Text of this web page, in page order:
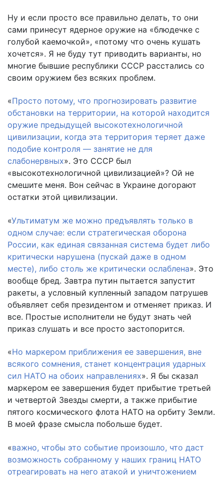
Ну и если просто все правильно делать, то они
сами принесут ядерное оружие на «блюдечке с
голубой каемочкой», «потому что очень кушать
хочется». Я не буду тут приводить варианты, но
многие бывшие республики СССР расстались со
своим оружием без всяких проблем.
«Просто потому, что прогнозировать развитие
обстановки на территории, на которой находится
оружие предыдущей высокотехнологичной
цивилизации, когда эта территория теряет даже
подобие контроля — занятие не для
слабонервных». Это СССР был
«высокотехнологичной цивилизацией»? Ой не
смешите меня. Вон сейчас в Украине догорают
остатки этой цивилизации.
«Ультиматум же можно предъявлять только в
одном случае: если стратегическая оборона
России, как единая связанная система будет либо
критически нарушена (пускай даже в одном
месте), либо столь же критически ослаблена». Это
вообще бред. Завтра путин пытается запустит
ракеты, а условный купленный западом патрушев
объявляет себя президентом и отменяет приказ. И
все. Простые исполнители не будут знать чей
приказ слушать и все просто застопорится.
«Но маркером приближения ее завершения, вне
всякого сомнения, станет концентрация ударных
сил НАТО на обоих направлениях». Я бы сказал
маркером ее завершения будет прибытие третьей
и четвертой Звезды смерти, а также прибытие
пятого космического флота НАТО на орбиту Земли.
В моей фразе смысла побольше будет.
«важно, чтобы это событие произошло, что даст
возможность собранному у наших границ НАТО
отреагировать на него атакой и уничтожением